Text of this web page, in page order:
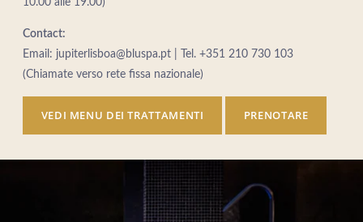
10.00 alle 19.00)
Contact:
Email: jupiterlisboa@bluspa.pt | Tel. +351 210 730 103
(Chiamate verso rete fissa nazionale)
VEDI MENU DEI TRATTAMENTI PRENOTARE